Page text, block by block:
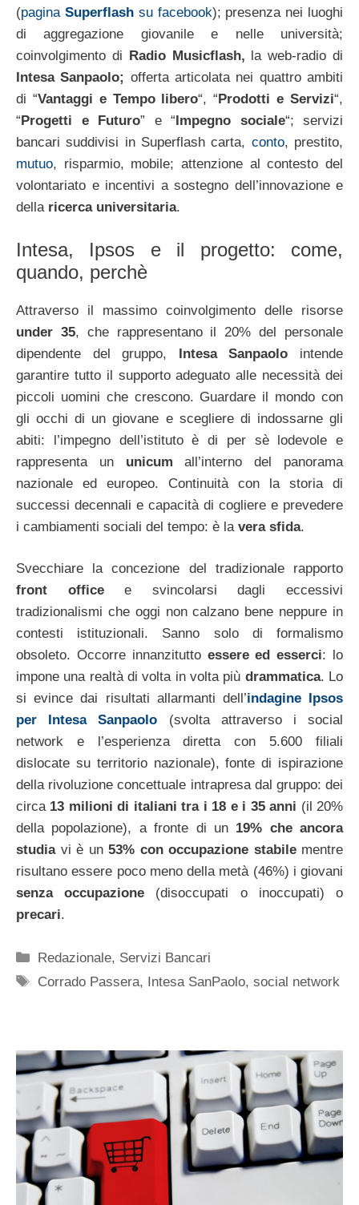
(pagina Superflashsu facebook); presenza nei luoghi
di aggregazione giovanile e nelle università;
coinvolgimento di Radio Musicflash, la web-radio di
Intesa Sanpaolo; offerta articolata nei quattro ambiti
di “Vantaggi e Tempo libero“, “Prodotti e Servizi“,
“Progetti e Futuro” e “Impegno sociale“; servizi
bancari suddivisi in Superflash carta, conto, prestito,
mutuo, risparmio, mobile; attenzione al contesto del
volontariato e incentivi a sostegno dell’innovazione e
della ricerca universitaria.
Intesa, Ipsos e il progetto: come,
quando, perchè
Attraverso il massimo coinvolgimento delle risorse
under 35, che rappresentano il 20% del personale
dipendente del gruppo, Intesa Sanpaolo intende
garantire tutto il supporto adeguato alle necessità dei
piccoli uomini che crescono. Guardare il mondo con
gli occhi di un giovane e scegliere di indossarne gli
abiti: l’impegno dell’istituto è di per sè lodevole e
rappresenta un unicum all’interno del panorama
nazionale ed europeo. Continuità con la storia di
successi decennali e capacità di cogliere e prevedere
i cambiamenti sociali del tempo: è la vera sfida.
Svecchiare la concezione del tradizionale rapporto
front officee svincolarsi dagli eccessivi
tradizionalismi che oggi non calzano bene neppure in
contesti istituzionali. Sanno solo di formalismo
obsoleto. Occorre innanzitutto essere ed esserci: lo
impone una realtà di volta in volta più drammatica. Lo
si evince dai risultati allarmanti dell’indagine Ipsos
per Intesa Sanpaolo (svolta attraverso i social
network e l’esperienza diretta con 5.600 filiali
dislocate su territorio nazionale), fonte di ispirazione
della rivoluzione concettuale intrapresa dal gruppo: dei
circa 13 milioni di italiani tra i 18 e i 35 anni (il 20%
della popolazione), a fronte di un 19% che ancora
studiavi è un 53% con occupazione stabilementre
risultano essere poco meno della metà (46%) i giovani
senza occupazione (disoccupati o inoccupati) o
precari.
Categorie
Redazionale, Servizi Bancari
Tag
Corrado Passera, Intesa SanPaolo,social network